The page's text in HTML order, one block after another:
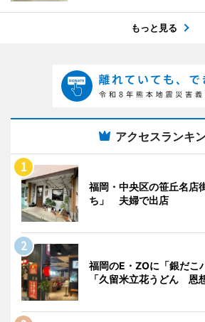
もっと見る
アクセスランキ
福岡・中央区の笹丘名店
ち」 夫婦で出店
福岡のE・ZOに「銀だこ
「久留米立花うどん 恩